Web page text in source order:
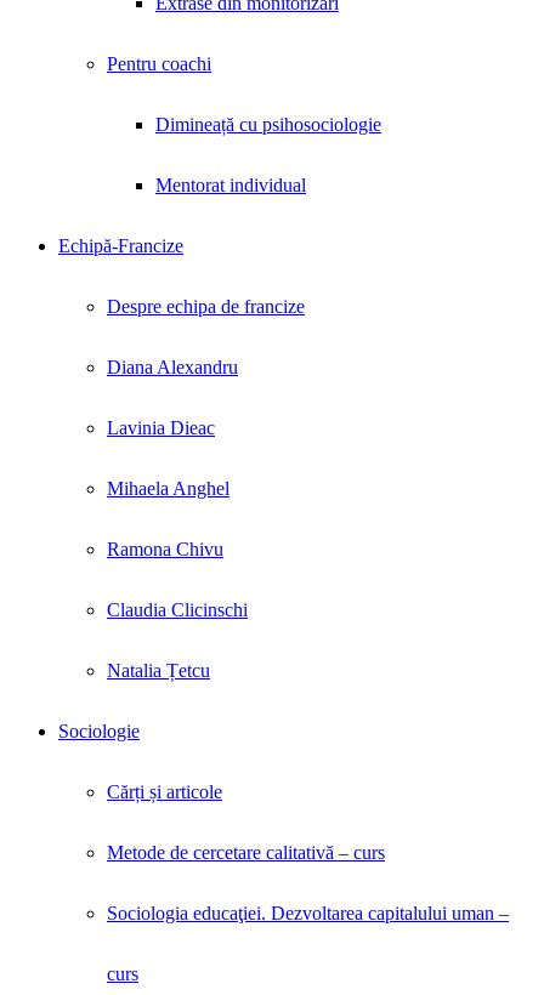
Pentru coachi
Dimineață cu psihosociologie
Mentorat individual
Echipă-Francize
Despre echipa de francize
Diana Alexandru
Lavinia Dieac
Mihaela Anghel
Ramona Chivu
Claudia Clicinschi
Natalia Țetcu
Sociologie
Cărți și articole
Metode de cercetare calitativă – curs
Sociologia educaţiei. Dezvoltarea capitalului uman –
curs